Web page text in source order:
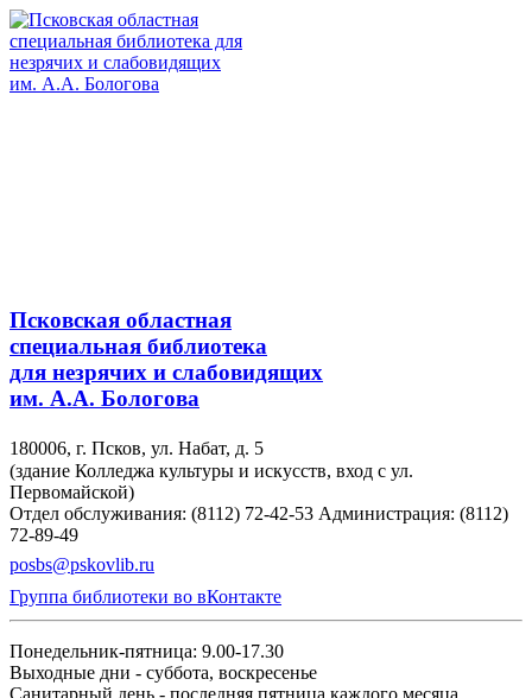
Псковская областная
специальная библиотека
для незрячих и слабовидящих
им. А.А. Бологова
180006, г. Псков, ул. Набат, д. 5
(здание Колледжа культуры и искусств, вход с ул.
Первомайской)
Отдел обслуживания: (8112) 72-42-53 Администрация: (8112)
72-89-49
posbs@pskovlib.ru
Группа библиотеки во вКонтакте
Понедельник-пятница: 9.00-17.30
Выходные дни - суббота, воскресенье